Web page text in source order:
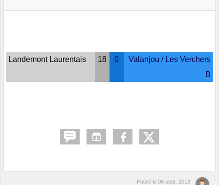
Landemont Laurentais 18 0
Valanjou / Les Verchers
B
Publié le 08 sept. 2018